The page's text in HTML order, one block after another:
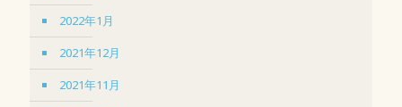
2022年1月
2021年12月
2021年11月